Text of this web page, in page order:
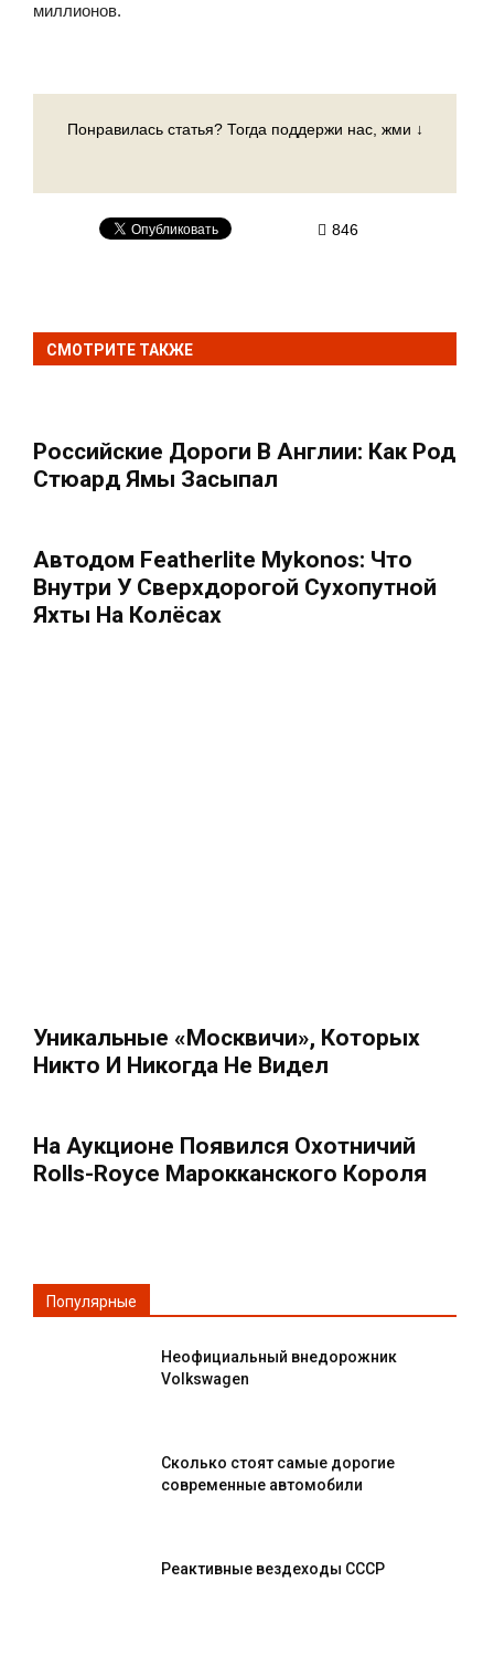
миллионов.
Понравилась статья? Тогда поддержи нас, жми ↓
846
СМОТРИТЕ ТАКЖЕ
Российские Дороги В Англии: Как Род
Стюард Ямы Засыпал
Автодом Featherlite Mykonos: Что
Внутри У Сверхдорогой Сухопутной
Яхты На Колёсах
Уникальные «Москвичи», Которых
Никто И Никогда Не Видел
На Аукционе Появился Охотничий
Rolls-Royce Марокканского Короля
Популярные
Неофициальный внедорожник
Volkswagen
Сколько стоят самые дорогие
современные автомобили
Реактивные вездеходы СССР